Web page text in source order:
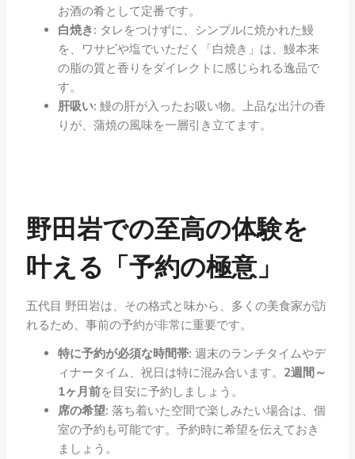
お酒の肴として定番です。
白焼き: タレをつけずに、シンプルに焼かれた鰻
を、ワサビや塩でいただく「白焼き」は、鰻本来
の脂の質と香りをダイレクトに感じられる逸品で
す。
肝吸い: 鰻の肝が入ったお吸い物。上品な出汁の香
りが、蒲焼の風味を一層引き立てます。
野田岩での至高の体験を
叶える「予約の極意」
五代目 野田岩は、その格式と味から、多くの美食家が訪
れるため、事前の予約が非常に重要です。
特に予約が必須な時間帯: 週末のランチタイムやデ
ィナータイム、祝日は特に混み合います。 2週間～
1ヶ月前を目安に予約しましょう。
席の希望: 落ち着いた空間で楽しみたい場合は、個
室の予約も可能です。予約時に希望を伝えておき
ましょう。